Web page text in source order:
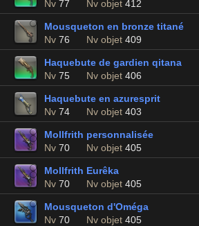
Nv 77 Nv objet 412
Mousqueton en bronze titané
Nv 76 Nv objet 409
Haquebute de gardien qitana
Nv 75 Nv objet 406
Haquebute en azuresprit
Nv 74 Nv objet 403
Mollfrith personnalisée
Nv 70 Nv objet 405
Mollfrith Eurêka
Nv 70 Nv objet 405
Mousqueton d'Oméga
Nv 70 Nv objet 405